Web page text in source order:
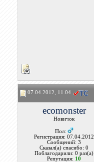
07.04.2012, 11:04
ecomonster
Новичок
Пол:
Регистрация: 07.04.2012
Сообщений: 3
Сказал(а) спасибо: 0
Поблагодарили: 0 раз(а)
Репутация: 10